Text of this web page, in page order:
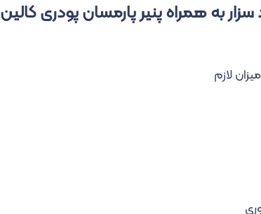
سزار به همراه پنیر پارمسان پودری کالین
لازم